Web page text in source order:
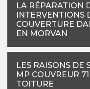
LA RÉPARATION
INTERVENTIONS
COUVERTURE
EN MORVAN
LES RAISONS DE
MP COUVREUR
TOITURE